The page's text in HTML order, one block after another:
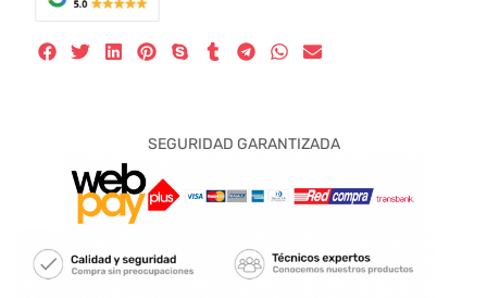
SEGURIDAD GARANTIZADA